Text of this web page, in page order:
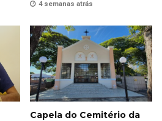
4 semanas atrás
Capela do Cemitério da